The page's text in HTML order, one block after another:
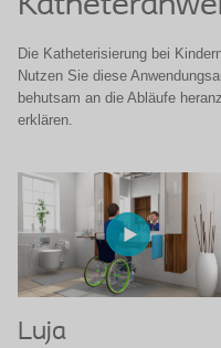
Die Katheterisierung bei
Nutzen Sie diese
behutsam an die Abläufe
erklären.
Luja